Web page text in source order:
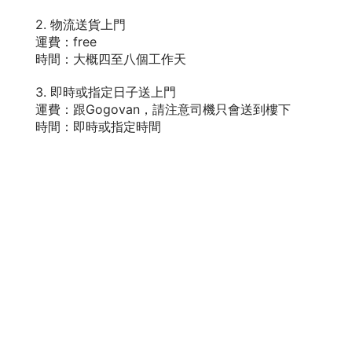
2. 物流送貨上門
運費：free
時間：大概四至八個工作天
3. 即時或指定日子送上門
運費：跟Gogovan，請注意司機只會送到樓下
時間：即時或指定時間